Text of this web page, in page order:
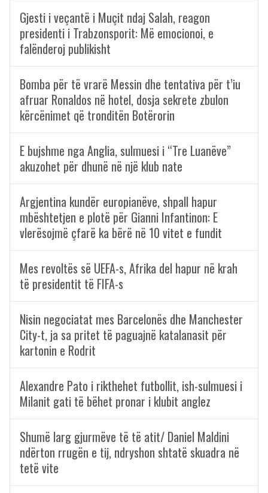
Gjesti i veçantë i Muçit ndaj Salah, reagon
presidenti i Trabzonsporit: Më emocionoi, e
falënderoj publikisht
Bomba për të vrarë Messin dhe tentativa për t’iu
afruar Ronaldos në hotel, dosja sekrete zbulon
kërcënimet që tronditën Botërorin
E bujshme nga Anglia, sulmuesi i “Tre Luanëve”
akuzohet për dhunë në një klub nate
Argjentina kundër europianëve, shpall hapur
mbështetjen e plotë për Gianni Infantinon: E
vlerësojmë çfarë ka bërë në 10 vitet e fundit
Mes revoltës së UEFA-s, Afrika del hapur në krah
të presidentit të FIFA-s
Nisin negociatat mes Barcelonës dhe Manchester
City-t, ja sa pritet të paguajnë katalanasit për
kartonin e Rodrit
Alexandre Pato i rikthehet futbollit, ish-sulmuesi i
Milanit gati të bëhet pronar i klubit anglez
Shumë larg gjurmëve të të atit/ Daniel Maldini
ndërton rrugën e tij, ndryshon shtatë skuadra në
tetë vite